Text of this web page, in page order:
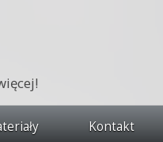
Kontakt